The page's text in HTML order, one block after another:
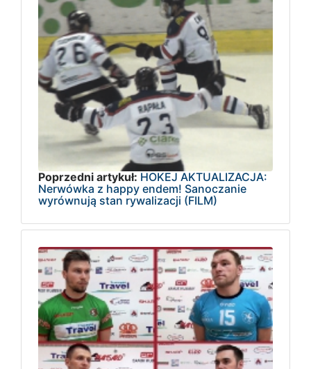
Poprzedni artykuł: HOKEJ AKTUALIZACJA:
Nerwówka z happy endem! Sanoczanie
wyrównują stan rywalizacji (FILM)